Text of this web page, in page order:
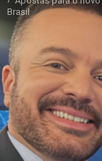
Brasil